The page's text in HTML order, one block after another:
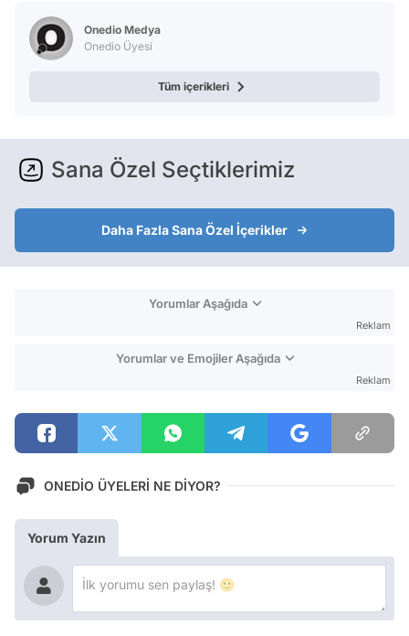
Onedio Medya
Onedio Üyesi
Tüm içerikleri
Sana Özel Seçtiklerimiz
Daha Fazla Sana Özel İçerikler
Yorumlar Aşağıda
Reklam
Yorumlar ve Emojiler Aşağıda
Reklam
ONEDİO ÜYELERİ NE DİYOR?
Yorum Yazın